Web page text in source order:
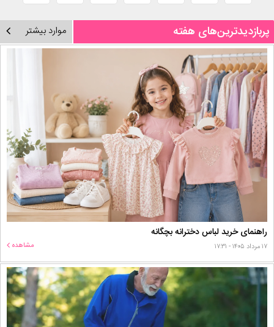
پربازدیدترین‌های هفته موارد بیشتر
راهنمای خرید لباس دخترانه بچگانه
۱۷ مرداد ۱۴۰۵ - ۱۷:۳۱ مشاهده